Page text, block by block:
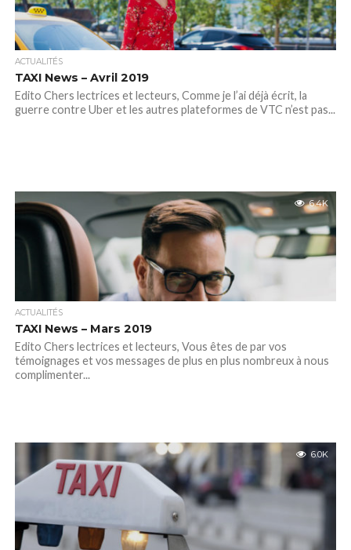
ACTUALITÉS
TAXI News – Avril 2019
Edito Chers lectrices et lecteurs, Comme je l’ai déjà écrit, la
guerre contre Uber et les autres plateformes de VTC n’est pas...
6.4K
ACTUALITÉS
TAXI News – Mars 2019
Edito Chers lectrices et lecteurs, Vous êtes de par vos
témoignages et vos messages de plus en plus nombreux à nous
complimenter...
6.0K